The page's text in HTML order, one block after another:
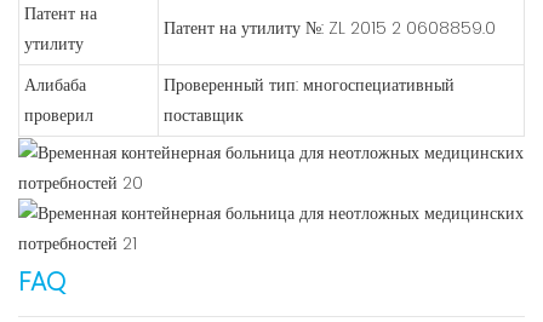
Патент на
утилиту
Патент на утилиту №: ZL 2015 2 0608859.0
Алибаба
проверил
Проверенный тип: многоспециативный
поставщик
FAQ